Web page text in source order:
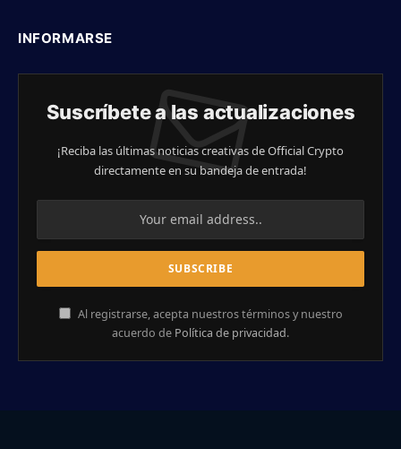
INFORMARSE
Suscríbete a las actualizaciones
¡Reciba las últimas noticias creativas de Official Crypto
directamente en su bandeja de entrada!
Al registrarse, acepta nuestros términos y nuestro
acuerdo de Política de privacidad.